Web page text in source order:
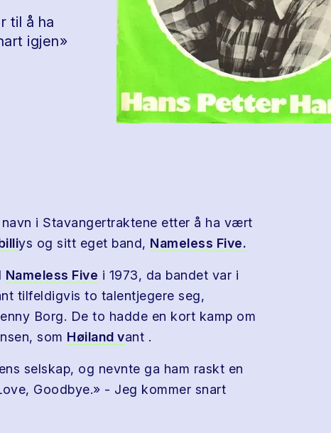
til å ha
igjen»
i Stavangertraktene etter å ha vært
ys og sitt eget band, Nameless Five.
Nameless Five i 1973, da bandet var i
tilfeldigvis to talentjegere seg,
Borg. De to hadde en kort kamp om
som Høiland vant .
selskap, og nevnte ga ham raskt en
Goodbye.» - Jeg kommer snart